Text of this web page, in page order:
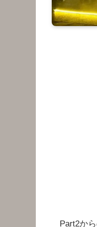
Part2か